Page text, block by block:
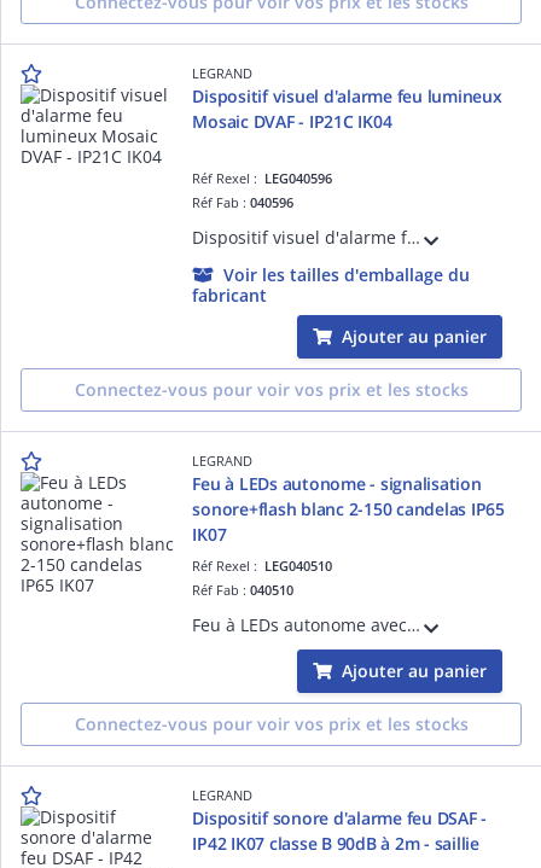
LEGRAND
Dispositif visuel d'alarme feu lumineux
Mosaic DVAF - IP21C IK04
Réf Rexel : LEG040596
Réf Fab :040596
Dispositif visuel d'alarme feu lumineux 2 candelas Mosaic DVAF - IP21C IK04 - avec éclair de couleur rouge technologie LED fréquence de clignotement 1Hz - catégorie O selon la norme NF EN 54-23 - conforme à la norme NF EN 54-23
Voir les tailles d'emballage du
fabricant
Ajouter au panier
Connectez-vous pour voir vos prix et les stocks
LEGRAND
Feu à LEDs autonome - signalisation
sonore+flash blanc 2-150 candelas IP65
IK07
Réf Rexel : LEG040510
Réf Fab :040510
Feu à LEDs autonome avec signalisation sonore et flash blanc de 2 à 150 candelas IP65 IK07 D=122mm - alimentation 230V~ secourue par batteries (fournies) - fonctionne avec les DAAF interconnectables référence 040528
Ajouter au panier
Connectez-vous pour voir vos prix et les stocks
LEGRAND
Dispositif sonore d'alarme feu DSAF -
IP42 IK07 classe B 90dB à 2m - saillie